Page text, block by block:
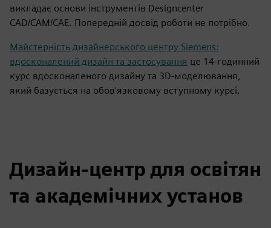
викладає основи інструментів Designcenter
CAD/CAM/CAE. Попередній досвід роботи не потрібно.
Майстерність дизайнерського центру Siemens:
вдосконалений дизайн та застосування це 14-годинний
курс вдосконаленого дизайну та 3D-моделювання,
який базується на обов'язковому вступному курсі.
Дизайн-центр для освітян
та академічних установ